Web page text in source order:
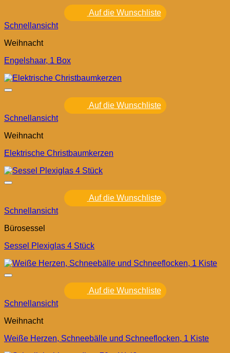
Auf die Wunschliste
Schnellansicht
Weihnacht
Engelshaar, 1 Box
Auf die Wunschliste
Schnellansicht
Weihnacht
Elektrische Christbaumkerzen
Auf die Wunschliste
Schnellansicht
Bürosessel
Sessel Plexiglas 4 Stück
Auf die Wunschliste
Schnellansicht
Weihnacht
Weiße Herzen, Schneebälle und Schneeflocken, 1 Kiste